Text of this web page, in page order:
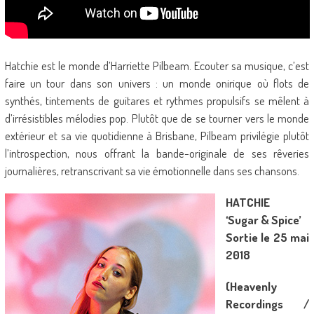
Hatchie est le monde d’Harriette Pilbeam. Ecouter sa musique, c’est
faire un tour dans son univers : un monde onirique où flots de
synthés, tintements de guitares et rythmes propulsifs se mêlent à
d’irrésistibles mélodies pop. Plutôt que de se tourner vers le monde
extérieur et sa vie quotidienne à Brisbane, Pilbeam privilégie plutôt
l’introspection, nous offrant la bande-originale de ses rêveries
journalières, retranscrivant sa vie émotionnelle dans ses chansons.
HATCHIE
‘Sugar & Spice’
Sortie le 25 mai
2018
(Heavenly
Recordings /